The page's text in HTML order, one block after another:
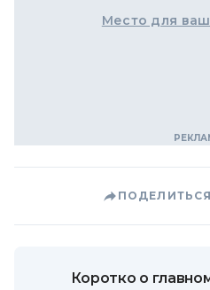
Место для
Коротко о